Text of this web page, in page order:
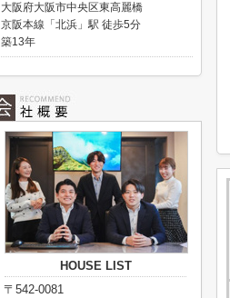
大阪府大阪市中央区東高麗橋
京阪本線「北浜」駅 徒歩5分
築13年
HOUSE LIST
〒542-0081